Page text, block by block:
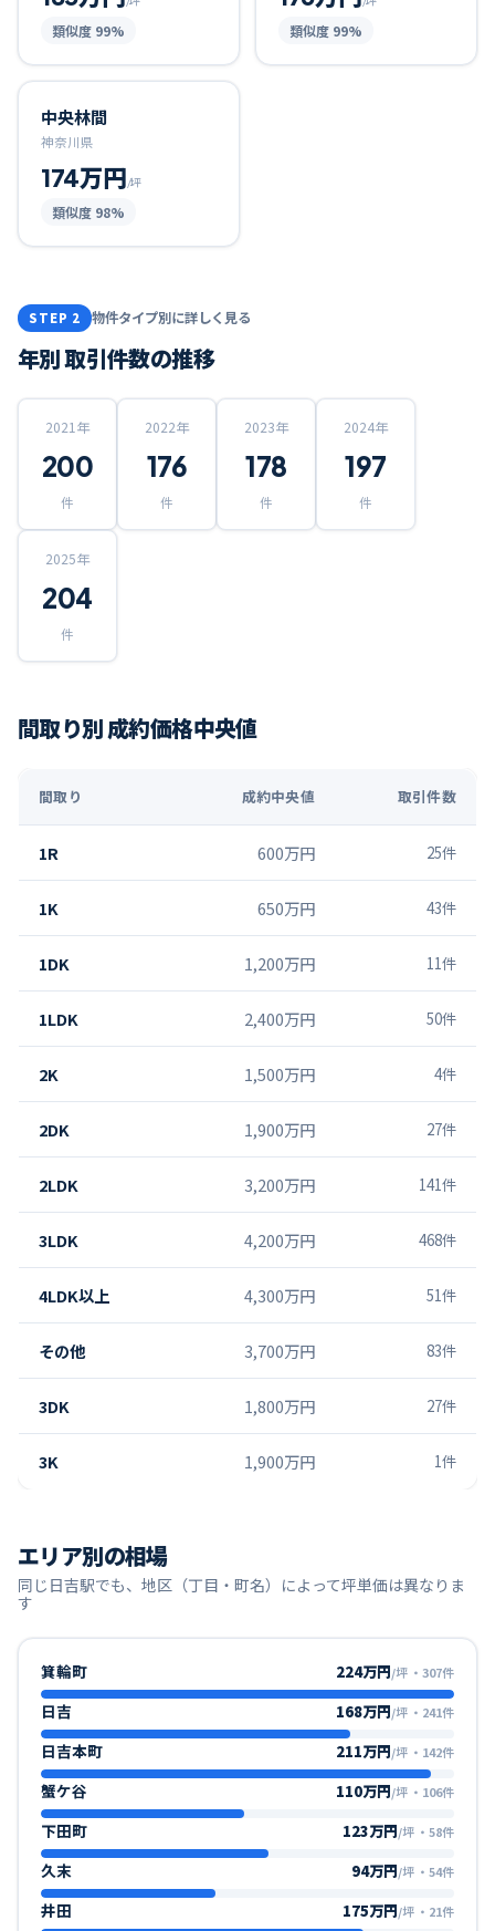
類似度 99% 類似度 99%
中央林間
神奈川県
174万円/坪
類似度 98%
STEP 2 物件タイプ別に詳しく見る
年別 取引件数の推移
2021 年
200
件
2022年
176
件
2023年
178
件
2024年
197
件
2025年
204
件
間取り別 成約価格中央値
間取り 成約中央値 取引件数
1R 600万円 25件
1K 650万円 43件
1DK 1,200万円 11件
1LDK 2,400万円 50件
2K 1,500万円 4件
2DK 1,900万円 27件
2LDK 3,200万円 141件
3LDK 4,200万円 468件
4LDK以上 4,300万円 51件
その他 3,700万円 83件
3DK 1,800万円 27件
3K 1,900万円 1件
エリア別の相場
同じ 日吉駅でも、地区（丁目・町名）によって坪単価は異なりま
す
箕輪町 224万円/坪 ・ 307件
日吉 168万円/坪 ・ 241件
日吉本町 211万円/坪 ・ 142件
蟹ケ谷 110万円/坪 ・ 106件
下田町 123万円/坪 ・ 58件
久末 94万円/坪 ・ 54件
井田 175万円/坪 ・ 21件